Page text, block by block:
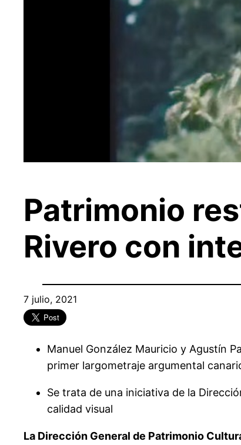
Patrimonio
Rivero con
7 julio, 2021
Manuel González Mauricio y Agustín
primer largometraje argumental
Se trata de una iniciativa de la
calidad visual
La Dirección General de Patrimonio